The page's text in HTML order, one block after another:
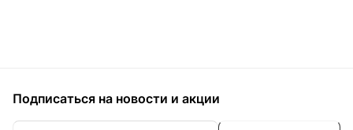
Подписаться на новости и акции